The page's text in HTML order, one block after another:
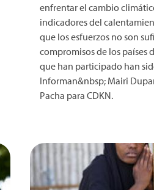
enfrentar el cambio
indicadores del
que los esfuerzos no son
compromisos de los países
que han participado han
Informan&nbsp; Mairi
Pacha para CDKN.